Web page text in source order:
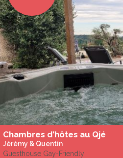
Chambres d'hôtes au Qjé
Jérémy & Quentin
Guesthouse Gay-Friendly